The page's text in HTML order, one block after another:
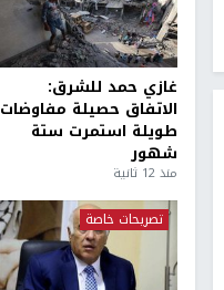
غازي حمد للشرق:
الاتفاق حصيلة مفاوضات
طويلة استمرت ستة
شهور
منذ 12 ثانية
تصريحات خاصة